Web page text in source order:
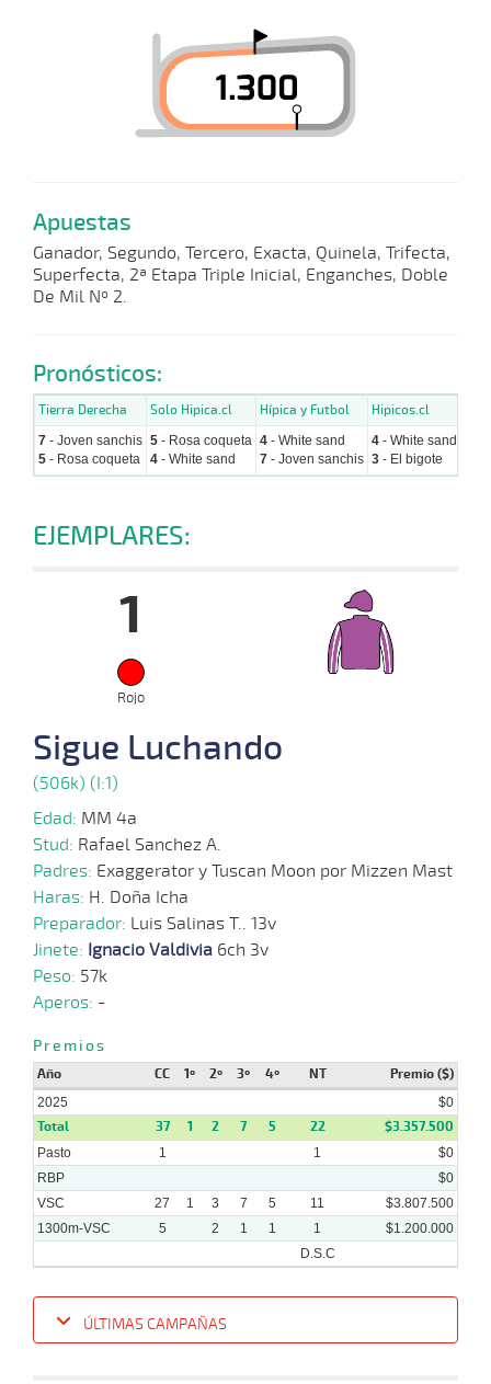
Apuestas
Ganador, Segundo, Tercero, Exacta, Quinela, Trifecta,
Superfecta, 2ª Etapa Triple Inicial, Enganches, Doble
De Mil Nº 2.
Pronósticos:
Tierra Derecha Solo Hipica.cl Hípica y Futbol Hipicos.cl
7 - Joven sanchis
5 - Rosa coqueta
5 - Rosa coqueta
4 - White sand
4 - White sand
7 - Joven sanchis
4 - White sand
3 - El bigote
EJEMPLARES:
1
Rojo
Sigue Luchando
(506k) (I:1)
Edad: MM 4a
Stud: Rafael Sanchez A.
Padres: Exaggerator y Tuscan Moon por Mizzen Mast
Haras: H. Doña Icha
Preparador: Luis Salinas T.. 13v
Jinete: Ignacio Valdivia 6ch 3v
Peso: 57k
Aperos: -
Premios
Año CC 1º 2º 3º 4º NT Premio ($)
2025 $0
Total 37 1 2 7 5 22 $3.357.500
Pasto 1 1
$0
RBP
$0
VSC
27 1 3 7 5 11
$3.807.500
1300m-VSC
5 2 1 1 1
$1.200.000
D.S.C
ÚLTIMAS CAMPAÑAS